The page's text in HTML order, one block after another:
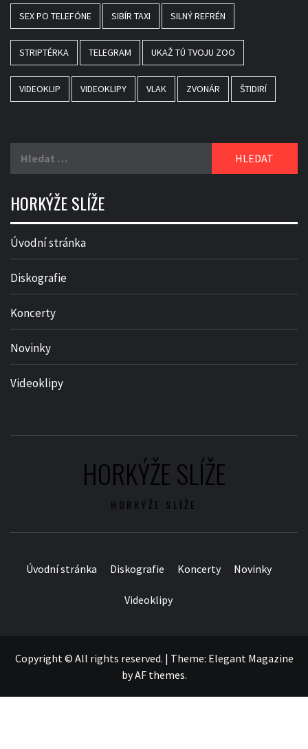
SEX PO TELEFÓNE SIBÍR TAXI SILNÝ REFRÉN
STRIPTÉRKA TELEGRAM UKAŽ TÚ TVOJU ZOO
VIDEOKLIP VIDEOKLIPY VLAK ZVONÁR ŠTIDIRÍ
HORKÝŽE SLÍŽE
Úvodní stránka
Diskografie
Koncerty
Novinky
Videoklipy
HORKÝŽE SLÍŽE
HORKÝŽE SLÍŽE
Úvodní stránka Diskografie Koncerty Novinky
Videoklipy
Copyright © All rights reserved. | Theme: Elegant Magazine
byAF themes.